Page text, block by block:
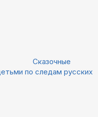
Сказочные
по следам русских